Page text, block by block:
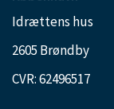
Idrættens hus
2605 Brøndby
CVR: 62496517